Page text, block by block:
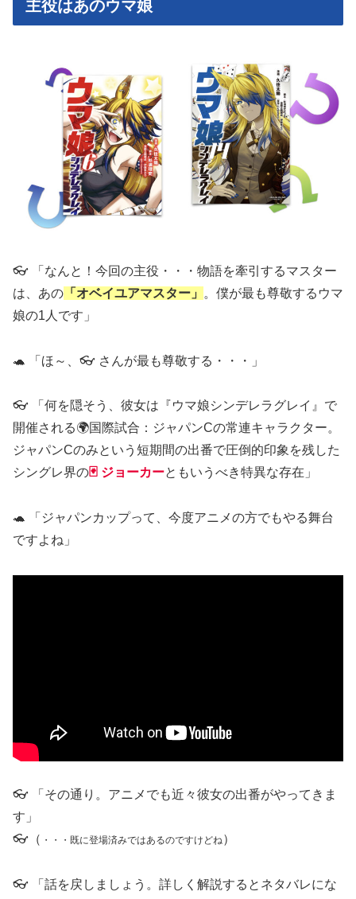
主役はあのウマ娘
👓 「なんと！今回の主役・・・物語を牽引するマスター
は、あの 「オベイユアマスター」
。僕が最も尊敬するウマ
娘の1人です」
🐢 「ほ～、👓 さんが最も尊敬する・・・」
👓 「何を隠そう、彼女は『ウマ娘シンデレラグレイ』で
開催される🌍国際試合：ジャパンCの常連キャラクター。
ジャパンCのみという短期間の出番で圧倒的印象を残した
シングレ界の🃏 ジョーカーともいうべき特異な存在」
🐢 「ジャパンカップって、今度アニメの方でもやる舞台
ですよね」
👓 「その通り。アニメでも近々彼女の出番がやってきま
す」
👓（ ・・・既に登場済みではあるのですけどね）
👓 「話を戻しましょう。詳しく解説するとネタバレにな